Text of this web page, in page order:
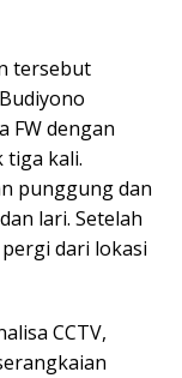
tersebut
FW dengan
tiga kali.
punggung dan
lari. Setelah
dari lokasi
CCTV,